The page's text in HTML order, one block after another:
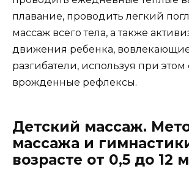
плавание, проводить легкий
массаж всего тела, а также
движения ребенка,
разгибатели, используя при этом
врожденные рефлексы.
Детский массаж.
массажа и
возрасте от 0,5 до 12